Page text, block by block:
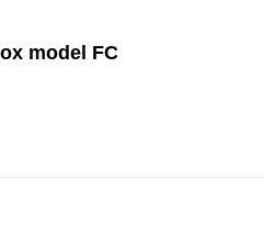
model FC